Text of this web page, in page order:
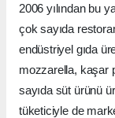
2006 yılından bu
çok sayıda
endüstriyel gıda
mozzarella, kaşar
sayıda süt ürünü
tüketiciyle de